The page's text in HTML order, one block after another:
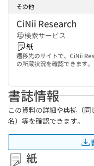
その他
CiNii Research
検索サービス
紙
遷移先のサイトで、CiNii
の所蔵状況を確認できます。
書誌情報
この資料の詳細や典拠（
名）等を確認できます。
紙